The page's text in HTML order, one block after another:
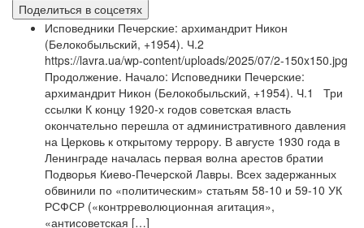
Поделиться в соцсетях
Исповедники Печерские: архимандрит Никон
(Белокобыльский, +1954). Ч.2
https://lavra.ua/wp-content/uploads/2025/07/2-150x150.jpg
Продолжение. Начало: Исповедники Печерские:
архимандрит Никон (Белокобыльский, +1954). Ч.1 Три
ссылки К концу 1920-х годов советская власть
окончательно перешла от административного давления
на Церковь к открытому террору. В августе 1930 года в
Ленинграде началась первая волна арестов братии
Подворья Киево-Печерской Лавры. Всех задержанных
обвинили по «политическим» статьям 58-10 и 59-10 УК
РСФСР («контрреволюционная агитация»,
«антисоветская […]